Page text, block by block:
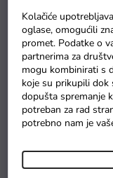
Kolačiće
oglase, omogućili
promet. Podatke o
partnerima za
mogu kombinirati s
koje su prikupili dok
dopušta spremanje
potreban za rad
potrebno nam je
Drvene puzzle s
Na zalihama